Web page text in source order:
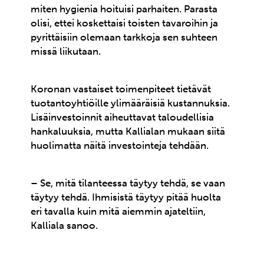
miten hygienia hoituisi parhaiten. Parasta
olisi, ettei koskettaisi toisten tavaroihin ja
pyrittäisiin olemaan tarkkoja sen suhteen
missä liikutaan.
Koronan vastaiset toimenpiteet tietävät
tuotantoyhtiöille ylimääräisiä kustannuksia.
Lisäinvestoinnit aiheuttavat taloudellisia
hankaluuksia, mutta Kallialan mukaan siitä
huolimatta näitä investointeja tehdään.
– Se, mitä tilanteessa täytyy tehdä, se vaan
täytyy tehdä. Ihmisistä täytyy pitää huolta
eri tavalla kuin mitä aiemmin ajateltiin,
Kalliala sanoo.